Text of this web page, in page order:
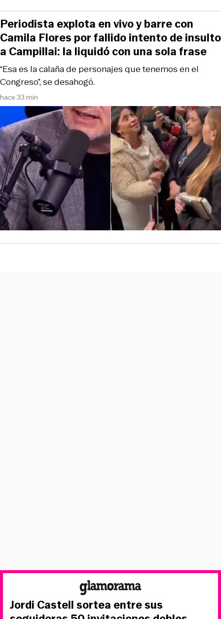
hace 33 min
“Esa es la calaña de personajes que tenemos en el
Congreso”, se desahogó.
Periodista explota en vivo y barre con
Camila Flores por fallido intento de insulto
a Campillai: la liquidó con una sola frase
Jordi Castell sortea entre sus